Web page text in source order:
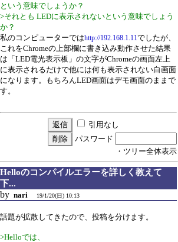
という意味でしょうか？
>それとも LEDに表示されないという意味でしょう
か？
私のコンピューターではhttp://192.168.1.11でしたが、
これをChromeの上部欄に書き込み動作させた結果
は「LED電光表示板」の文字がChromeの画面左上
に表示されるだけで他には何も表示されない白画面
になります。もちろんLED画面はデモ画面のままで
す。
引用なし
パスワード
・ツリー全体表示
Helloのコンパイルエラーを詳しく教えて
下...
by nari 19/1/20(日) 10:13
話題が拡散してきたので、投稿を分けます。
>Helloでは、